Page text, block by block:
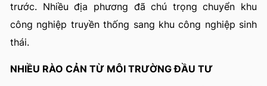
trước. Nhiều địa phương đã chú trọng chuyển khu
công nghiệp truyền thống sang khu công nghiệp sinh
thái.
NHIỀU RÀO CẢN TỪ MÔI TRƯỜNG ĐẦU TƯ